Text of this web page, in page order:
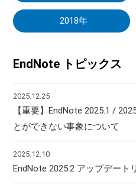
2018年
EndNote トピックス
2025.12.25
【重要】EndNote 2025.1 /
とができない事象について
2025.12.10
EndNote 2025.2 アップデート